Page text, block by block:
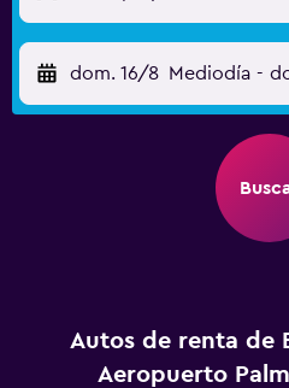
dom. 16/8 Mediodía -
Autos de renta de
Aeropuerto